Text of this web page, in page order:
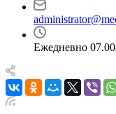
Ежедневно